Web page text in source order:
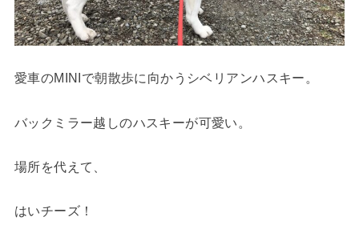
愛車のMINIで朝散歩に向かうシベリアンハスキー。
バックミラー越しのハスキーが可愛い。
場所を代えて、
はいチーズ！